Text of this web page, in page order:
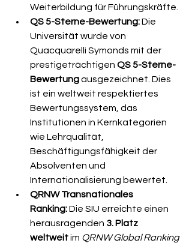
Weiterbildung für Führungskräfte.
QS 5-Sterne-Bewertung: Die
Universität wurde von
Quacquarelli Symonds mit der
prestigeträchtigen QS 5-Sterne-
Bewertung ausgezeichnet. Dies
ist ein weltweit respektiertes
Bewertungssystem, das
Institutionen in Kernkategorien
wie Lehrqualität,
Beschäftigungsfähigkeit der
Absolventen und
Internationalisierung bewertet.
QRNW Transnationales
Ranking: Die SIU erreichte einen
herausragenden 3. Platz
weltweit im QRNW Global Ranking